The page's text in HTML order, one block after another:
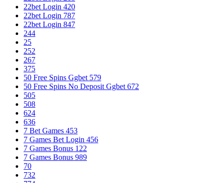
22bet Login 420
22bet Login 787
22bet Login 847
244
25
252
267
375
50 Free Spins Ggbet 579
50 Free Spins No Deposit Ggbet 672
505
508
624
636
7 Bet Games 453
7 Games Bet Login 456
7 Games Bonus 122
7 Games Bonus 989
70
732